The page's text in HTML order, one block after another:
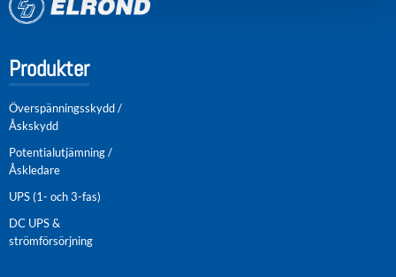
Produkter
Överspänningsskydd /
Åskskydd
Potentialutjämning /
Åskledare
UPS (1- och 3-fas)
DC UPS &
strömförsörjning